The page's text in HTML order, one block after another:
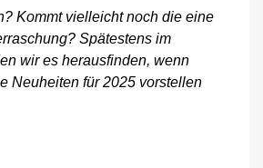
Kommt vielleicht noch die eine
Spätestens im
wir es herausfinden, wenn
Neuheiten für 2025 vorstellen